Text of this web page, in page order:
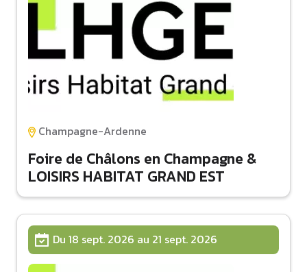
Champagne-Ardenne
Foire de Châlons en Champagne &
LOISIRS HABITAT GRAND EST
Du 18 sept. 2026 au 21 sept. 2026